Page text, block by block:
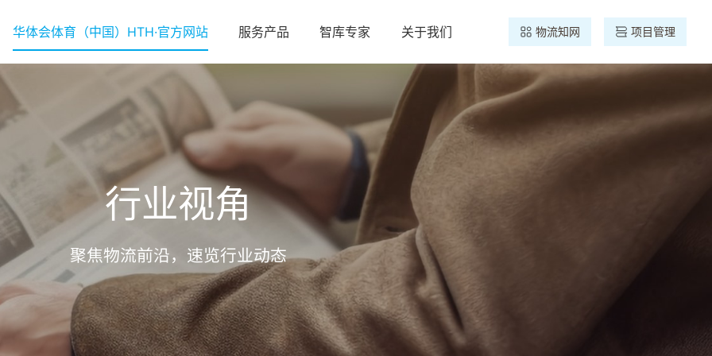
华体会体育（中国）HTH·官方网站 服务产品 智库专家 关于我们 物流知网 项目管理
行业视角
聚焦物流前沿，速览行业动态